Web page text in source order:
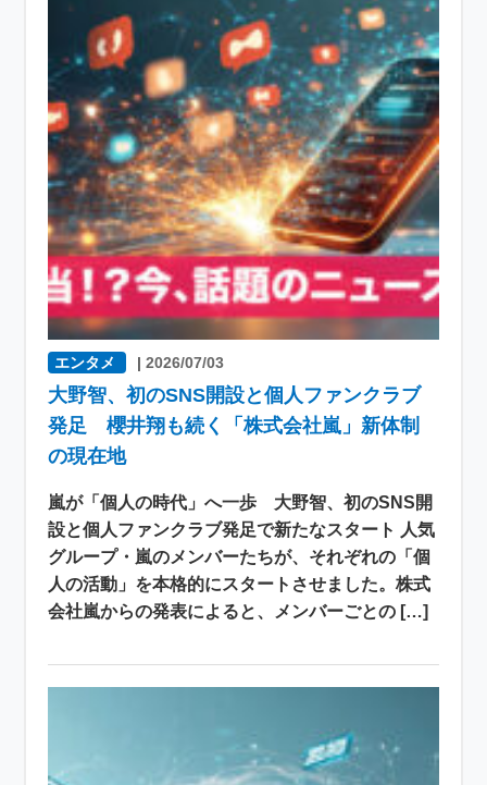
エンタメ |2026/07/03
大野智、初のSNS開設と個人ファンクラブ
発足 櫻井翔も続く「株式会社嵐」新体制
の現在地
嵐が「個人の時代」へ一歩 大野智、初のSNS開
設と個人ファンクラブ発足で新たなスタート 人気
グループ・嵐のメンバーたちが、それぞれの「個
人の活動」を本格的にスタートさせました。株式
会社嵐からの発表によると、メンバーごとの […]